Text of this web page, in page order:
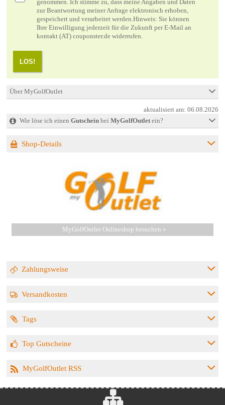
genommen. Ich stimme zu, dass meine Angaben und Daten
zur Beantwortung meiner Anfrage elektronisch erhoben,
gespeichert und verarbeitet werden.Hinweis: Sie können
Ihre Einwilligung jederzeit für die Zukunft per E-Mail an
kontakt (AT) couponster.de widerrufen.
LOS!
Über MyGolfOutlet
aktualisiert am:06.08.2026
Wie löse ich einen Gutscheinbei MyGolfOutletein?
Shop-Details
MyGolfOutlet Onlineshop besuchen »
Zahlungsweise
Versandkosten
Tags
Top Gutscheine
MyGolfOutlet RSS